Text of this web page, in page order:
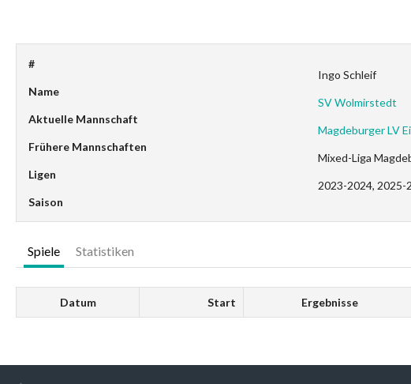
#
Name
Ingo Schleif
Aktuelle Mannschaft
SV Wolmirstedt
Frühere Mannschaften
Magdeburger LV
Ligen
Mixed-Liga
Saison
2023-2024, 2025-
Spiele Statistiken
Datum Start Ergebnisse